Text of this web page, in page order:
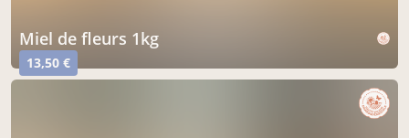
miel de fleurs 1kg
13,50 €